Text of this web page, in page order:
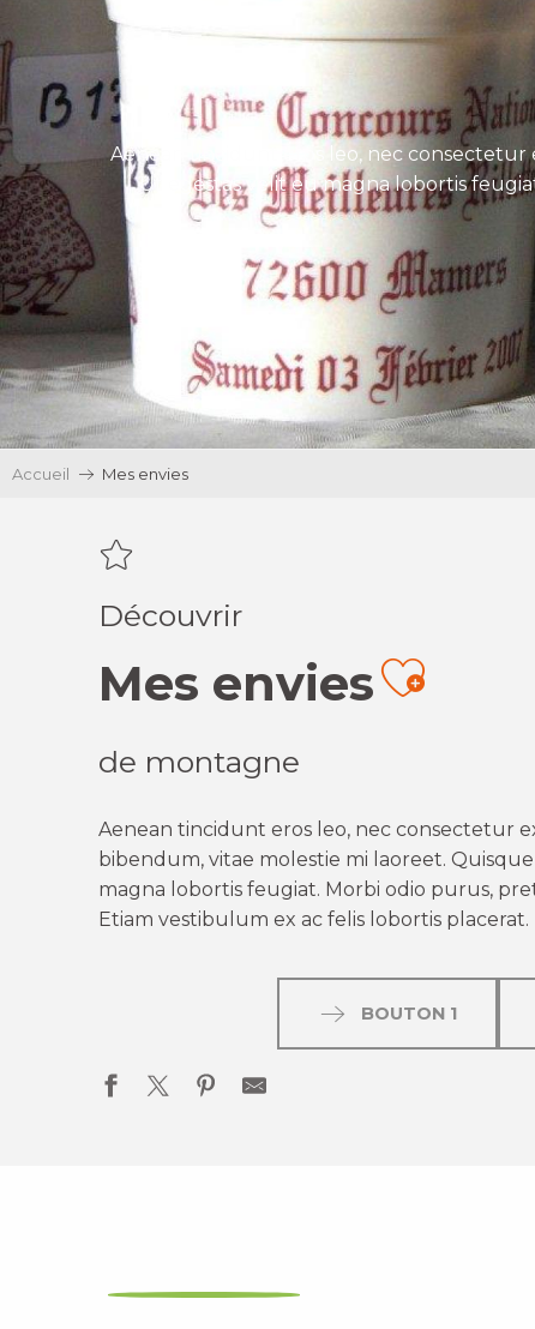
Aenean tincidunt eros leo, nec
Ut egestas velit eu magna lobortis
Accueil Mes envies
Découvrir
Mes envies
de montagne
Aenean tincidunt eros leo, nec consectetur
bibendum, vitae molestie mi laoreet.
magna lobortis feugiat. Morbi odio purus,
Etiam vestibulum ex ac felis lobortis placerat.
BOUTON 1